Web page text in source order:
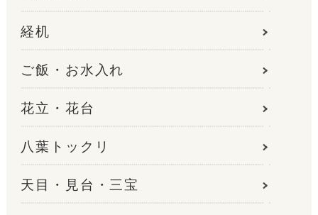
経机
ご飯・お水入れ
花立・花台
八葉トックリ
天目・見台・三宝